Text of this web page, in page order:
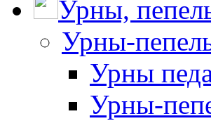
Урны,
Урны-
Урны
Урны-